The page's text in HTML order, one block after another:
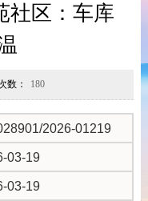
社区：车库
数： 180
2026-01219
03-19
03-19